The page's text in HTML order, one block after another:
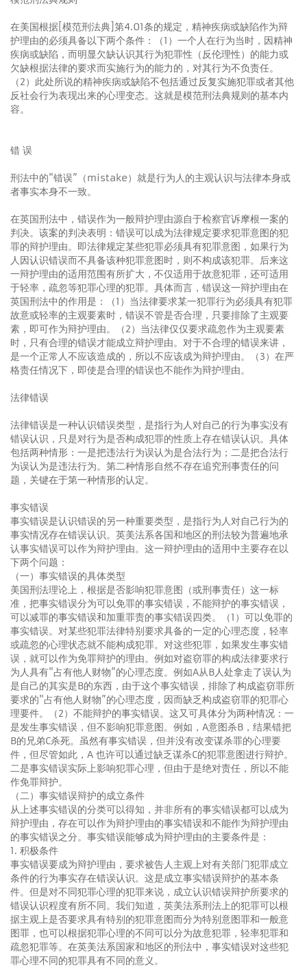
在美国根据[模范刑法典]第4.01条的规定，精神疾病或缺陷作为辩
护理由的必须具备以下两个条件：（1）一个人在行为当时，因精神
疾病或缺陷，而明显欠缺认识其行为犯罪性（反伦理性）的能力或
欠缺根据法律的要求而实施行为的能力的，对其行为不负责任。
（2）此处所说的精神疾病或缺陷不包括通过反复实施犯罪或者其他
反社会行为表现出来的心理变态。这就是模范刑法典规则的基本内
容。
错 误
刑法中的"错误”（mistake）就是行为人的主观认识与法律本身或
者事实本身不一致。
在英国刑法中，错误作为一般辩护理由源自于检察官诉摩根一案的
判决。该案的判决表明：错误可以成为法律规定要求犯罪意图的犯
罪的辩护理由。即法律规定某些犯罪必须具有犯罪意图，如果行为
人因认识错误而不具备该种犯罪意图时，则不构成该犯罪。后来这
一辩护理由的适用范围有所扩大，不仅适用于故意犯罪，还可适用
于轻率，疏忽等犯罪心理的犯罪。具体而言，错误这一辩护理由在
英国刑法中的作用是：（1）当法律要求某一犯罪行为必须具有犯罪
故意或轻率的主观要素时，错误不管是否合理，只要排除了主观要
素，即可作为辩护理由。（2）当法律仅仅要求疏忽作为主观要素
时，只有合理的错误才能成立辩护理由。对于不合理的错误来讲，
是一个正常人不应该造成的，所以不应该成为辩护理由。（3）在严
格责任情况下，即使是合理的错误也不能作为辩护理由。
法律错误
法律错误是一种认识错误类型，是指行为人对自己的行为事实没有
错误认识，只是对行为是否构成犯罪的性质上存在错误认识。具体
包括两种情形：一是把违法行为误认为是合法行为；二是把合法行
为误认为是违法行为。第二种情形自然不存在追究刑事责任的问
题，关键在于第一种情形的认定。
事实错误
事实错误是认识错误的另一种重要类型，是指行为人对自己行为的
事实情况存在错误认识。英美法系各国和地区的刑法较为普遍地承
认事实错误可以作为辩护理由。这一辩护理由的适用中主要存在以
下两个问题：
（一）事实错误的具体类型
美国刑法理论上，根据是否影响犯罪意图（或刑事责任）这一标
准，把事实错误分为可以免罪的事实错误，不能辩护的事实错误，
可以减罪的事实错误和加重罪责的事实错误四类。（1）可以免罪的
事实错误。对某些犯罪法律特别要求具备的一定的心理态度，轻率
或疏忽的心理状态就不能构成犯罪。对这些犯罪，如果发生事实错
误，就可以作为免罪辩护的理由。例如对盗窃罪的构成法律要求行
为人具有"占有他人财物”的心理态度。例如A从B人处拿走了误认为
是自己的其实是B的东西，由于这个事实错误，排除了构成盗窃罪所
要求的"占有他人财物”的心理态度，因而缺乏构成盗窃罪的犯罪心
理要件。（2）不能辩护的事实错误。这又可具体分为两种情况：一
是发生事实错误，但不影响犯罪意图。例如，A意图杀B，结果错把
B的兄弟C杀死。虽然有事实错误，但并没有改变谋杀罪的心理要
件，但尽管如此，A 也许可以通过缺乏谋杀C的犯罪意图进行辩护。
二是事实错误实际上影响犯罪心理，但由于是绝对责任，所以不能
作免罪辩护。
（二）事实错误辩护的成立条件
从上述事实错误的分类可以得知，并非所有的事实错误都可以成为
辩护理由，存在可以作为辩护理由的事实错误和不能作为辩护理由
的事实错误之分。事实错误能够成为辩护理由的主要条件是：
1. 积极条件
事实错误要成为辩护理由，要求被告人主观上对有关部门犯罪成立
条件的行为事实存在错误认识。这是成立事实错误辩护的基本条
件。但是对不同犯罪心理的犯罪来说，成立认识错误辩护所要求的
错误认识程度有所不同。我们知道，英美法系刑法上的犯罪可以根
据主观上是否要求具有特别的犯罪意图而分为特别意图罪和一般意
图罪，也可以根据犯罪心理的不同可以分为故意犯罪，轻率犯罪和
疏忽犯罪等。在英美法系国家和地区的刑法中，事实错误对这些犯
罪心理不同的犯罪具有不同的意义。